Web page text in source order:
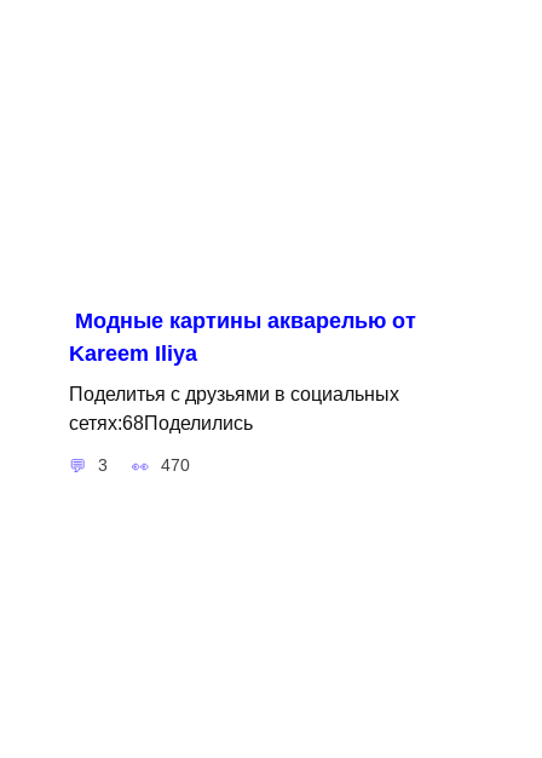
Модные картины акварелью от
Kareem Iliya
Поделитья с друзьями в социальных
сетях:68Поделились
3 470